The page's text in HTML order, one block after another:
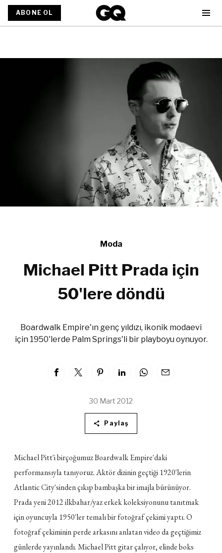
ABONE OL
Moda
Michael Pitt Prada için
50'lere döndü
Boardwalk Empire'ın genç yıldızı, ikonik modaevi
için 1950'lerde Palm Springs'li bir playboyu oynuyor.
30 Mart 2012
Paylaş
Michael Pitt'i birçoğumuz Boardwalk Empire'daki
performansıyla tanıyoruz. Aktör dizinin geçtiği 1920'lerin
Atlantic City'sinden çıkıp bambaşka bir imajla bürünüyor.
Prada yeni 2012 ilkbahar/yaz erkek koleksiyonunu tanıtmak
için oyuncuyla 1950'ler temalı bir fotoğraf çekimi yaptı. O
fotoğraf çekiminin perde arkasını anlatan video da geçtiğimiz
günlerde yayınlandı. Michael Pitt gitar çalıyor, elinde boks